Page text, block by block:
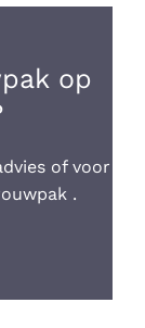
op
of voor
.